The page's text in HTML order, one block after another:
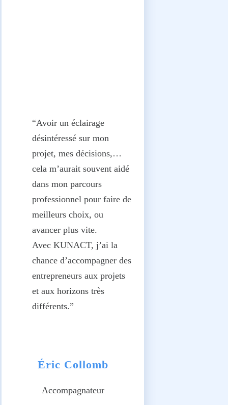
“Avoir un éclairage
désintéressé sur mon
projet, mes décisions,…
cela m’aurait souvent aidé
dans mon parcours
professionnel pour faire de
meilleurs choix, ou
avancer plus vite.
Avec KUNACT, j’ai la
chance d’accompagner des
entrepreneurs aux projets
et aux horizons très
différents.”
Éric Collomb
Accompagnateur